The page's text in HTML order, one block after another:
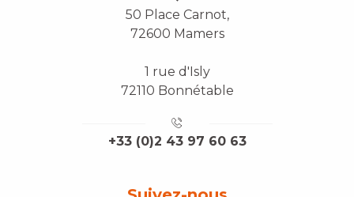
50 Place Carnot,
72600 Mamers
1 rue d'Isly
72110 Bonnétable
+33 (0)2 43 97 60 63